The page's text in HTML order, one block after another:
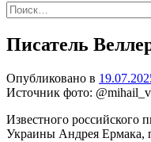
Найти:
Писатель
Опубликовано в
Источник фото:
Известного российского
Украины Андрея Ермака,